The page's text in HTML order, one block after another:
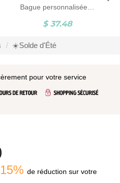
$ 37.48
☀️Solde d'Été
pour votre service
15% de réduction sur votre